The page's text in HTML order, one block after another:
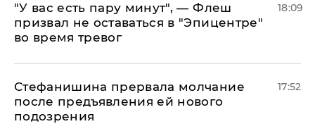
​"У вас есть пару минут", — Флеш
призвал не оставаться в "Эпицентре"
во время тревог
18:09
Стефанишина прервала молчание
после предъявления ей нового
подозрения
17:52